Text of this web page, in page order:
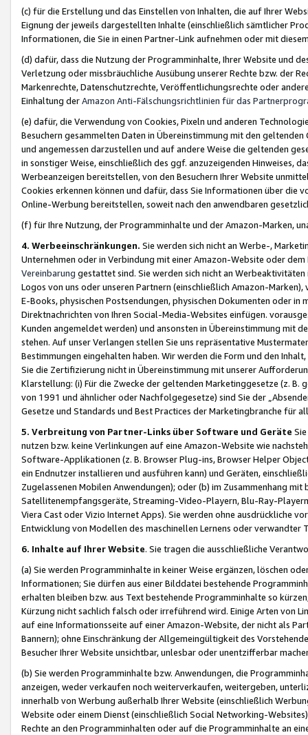
(c) für die Erstellung und das Einstellen von Inhalten, die auf Ihrer
Eignung der jeweils dargestellten Inhalte (einschließlich sämtlicher
Informationen, die Sie in einen Partner-Link aufnehmen oder mit
(d) dafür, dass die Nutzung der Programminhalte, Ihrer Website und
Verletzung oder missbräuchliche Ausübung unserer Rechte bzw. der
Markenrechte, Datenschutzrechte, Veröffentlichungsrechte oder
Einhaltung derAmazon Anti-Fälschungsrichtlinien für das
(e) dafür, die Verwendung von Cookies, Pixeln und anderen
Besuchern gesammelten Daten in Übereinstimmung mit den
und angemessen darzustellen und auf andere Weise die geltenden
in sonstiger Weise, einschließlich des ggf. anzuzeigenden Hinweises,
Werbeanzeigen bereitstellen, von den Besuchern Ihrer Website
Cookies erkennen können und dafür, dass Sie Informationen über die
Online-Werbung bereitstellen, soweit nach den anwendbaren
(f) für Ihre Nutzung, der Programminhalte und der Amazon-Marken,
4. Werbeeinschränkungen. Sie werden sich nicht an Werbe-,
Unternehmen oder in Verbindung mit einer Amazon-Website oder
Vereinbarung gestattet sind. Sie werden sich nicht an
Logos von uns oder unseren Partnern (einschließlich Amazon-
E-Books, physischen Postsendungen, physischen Dokumenten oder in
Direktnachrichten von Ihren Social-Media-Websites einfügen.
Kunden angemeldet werden) und ansonsten in Übereinstimmung mit
stehen. Auf unser Verlangen stellen Sie uns repräsentative
Bestimmungen eingehalten haben. Wir werden die Form und den
Sie die Zertifizierung nicht in Übereinstimmung mit unserer
Klarstellung: (i) Für die Zwecke der geltenden Marketinggesetze (z. B.
von 1991 und ähnlicher oder Nachfolgegesetze) sind Sie der
Gesetze und Standards und Best Practices der Marketingbranche für
5. Verbreitung von Partner-Links über Software und Geräte
nutzen bzw. keine Verlinkungen auf eine Amazon-Website wie
Software-Applikationen (z. B. Browser Plug-ins, Browser Helper
ein Endnutzer installieren und ausführen kann) und Geräten,
Zugelassenen Mobilen Anwendungen); oder (b) im Zusammenhang
Satellitenempfangsgeräte, Streaming-Video-Playern, Blu-Ray-
Viera Cast oder Vizio Internet Apps). Sie werden ohne ausdrückliche
Entwicklung von Modellen des maschinellen Lernens oder
6. Inhalte auf Ihrer Website. Sie tragen die ausschließliche
(a) Sie werden Programminhalte in keiner Weise ergänzen, löschen
Informationen; Sie dürfen aus einer Bilddatei bestehende
erhalten bleiben bzw. aus Text bestehende Programminhalte so
Kürzung nicht sachlich falsch oder irreführend wird. Einige Arten von
auf eine Informationsseite auf einer Amazon-Website, der nicht als
Bannern); ohne Einschränkung der Allgemeingültigkeit des
Besucher Ihrer Website unsichtbar, unlesbar oder unentzifferbar
(b) Sie werden Programminhalte bzw. Anwendungen, die
anzeigen, weder verkaufen noch weiterverkaufen, weitergeben,
innerhalb von Werbung außerhalb Ihrer Website (einschließlich
Website oder einem Dienst (einschließlich Social Networking-
Rechte an den Programminhalten oder auf die Programminhalte an